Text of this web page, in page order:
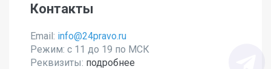
Контакты
Email: info@24pravo.ru
Режим: с 11 до 19 по МСК
Реквизиты: подробнее